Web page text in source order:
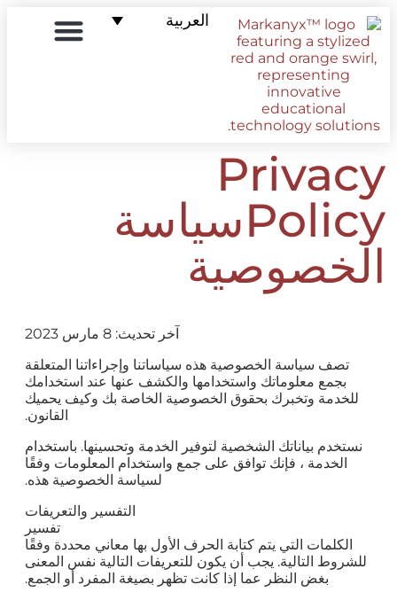
العربية
Privacy
Policyسياسة
الخصوصية
آخر تحديث: 8 مارس 2023
تصف سياسة الخصوصية هذه سياساتنا وإجراءاتنا المتعلقة
بجمع معلوماتك واستخدامها والكشف عنها عند استخدامك
للخدمة وتخبرك بحقوق الخصوصية الخاصة بك وكيف يحميك
القانون.
نستخدم بياناتك الشخصية لتوفير الخدمة وتحسينها. باستخدام
الخدمة ، فإنك توافق على جمع واستخدام المعلومات وفقًا
لسياسة الخصوصية هذه.
التفسير والتعريفات
تفسير
الكلمات التي يتم كتابة الحرف الأول بها معاني محددة وفقًا
للشروط التالية. يجب أن يكون للتعريفات التالية نفس المعنى
بغض النظر عما إذا كانت تظهر بصيغة المفرد أو الجمع.